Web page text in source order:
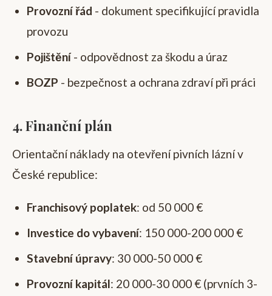
Provozní řád - dokument specifikující pravidla
provozu
Pojištění- odpovědnost za škodu a úraz
BOZP - bezpečnost a ochrana zdraví při práci
4. Finanční plán
Orientační náklady na otevření pivních lázní v
České republice:
Franchisový poplatek: od 50 000 €
Investice do vybavení: 150 000-200 000 €
Stavební úpravy: 30 000-50 000 €
Provozní kapitál: 20 000-30 000 € (prvních 3-